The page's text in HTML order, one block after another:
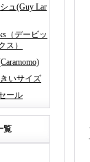
ュ(Guy Lar
（デービッ
ス）
いサイズ
ール
覧